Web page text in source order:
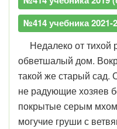
№414 учебника 2021-
Недалеко от тихой
обветшалый дом.
такой же старый сад.
не радующие хозяев
покрытые серым
могучие груши с